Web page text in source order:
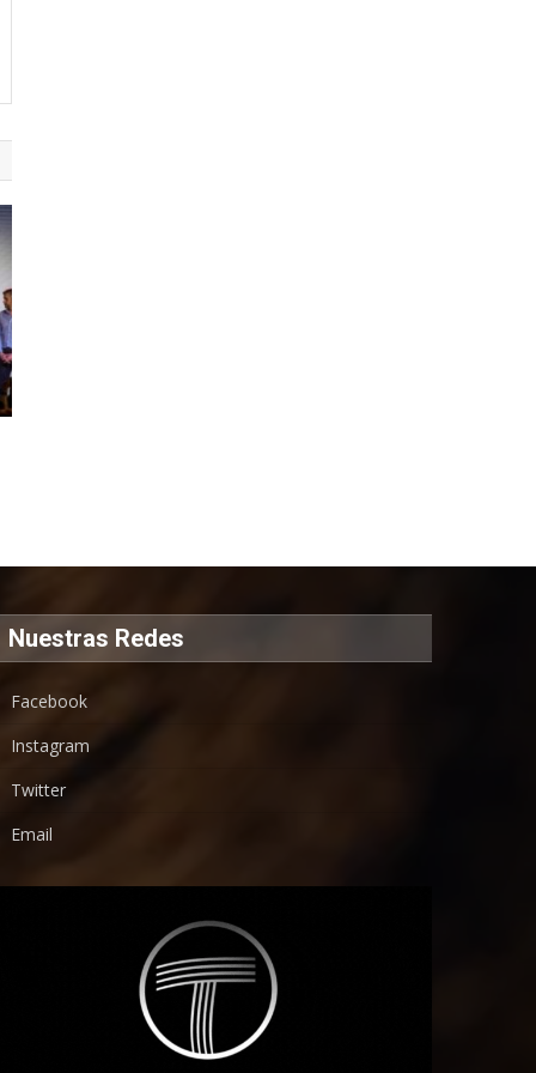
Nuestras Redes
Facebook
Instagram
Twitter
Email